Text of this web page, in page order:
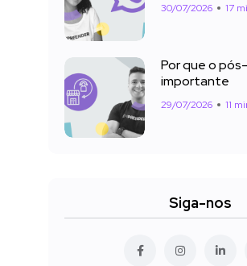
30/07/2026 17
Por que o
importante
29/07/2026 11
Siga-nos